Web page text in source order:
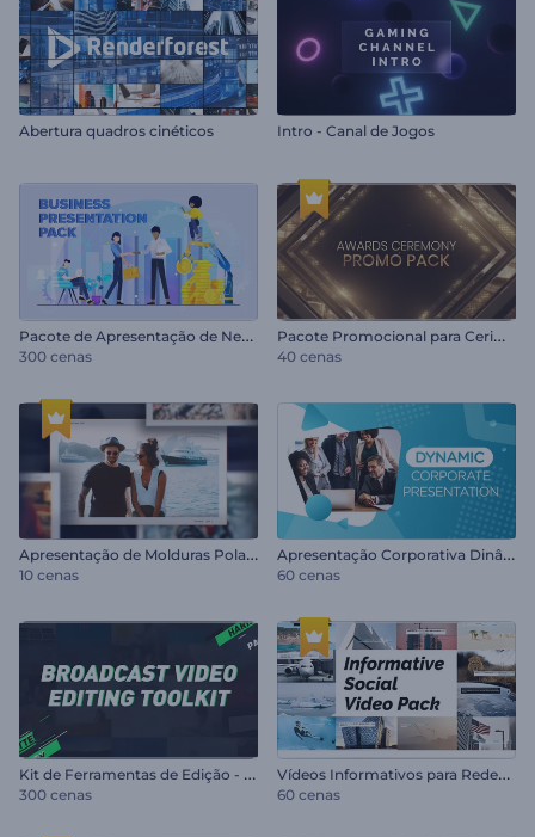
Abertura quadros cinéticos Intro - Canal de Jogos
P
acote de Apresentação de Negócios
300 cenas
P
acote Promocional para Cerimônia de Premiação
40 cenas
A
presentação de Molduras Polaroid
10 cenas
A
presentação Corporativa Dinâmica
60 cenas
K
it de Ferramentas de Edição - Vídeos Broadcast
300 cenas
V
ídeos Informativos para Redes Sociais
60 cenas